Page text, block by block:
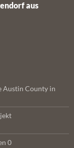
aus
Austin County in
0